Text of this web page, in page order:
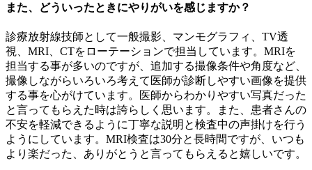
また、どういったときにやりがいを感じますか？
診療放射線技師として一般撮影、マンモグラフィ、TV透
視、MRI、CTをローテーションで担当しています。MRIを
担当する事が多いのですが、追加する撮像条件や角度など、
撮像しながらいろいろ考えて医師が診断しやすい画像を提供
する事を心がけています。医師からわかりやすい写真だった
と言ってもらえた時は誇らしく思います。また、患者さんの
不安を軽減できるように丁寧な説明と検査中の声掛けを行う
ようにしています。MRI検査は30分と長時間ですが、いつも
より楽だった、ありがとうと言ってもらえると嬉しいです。